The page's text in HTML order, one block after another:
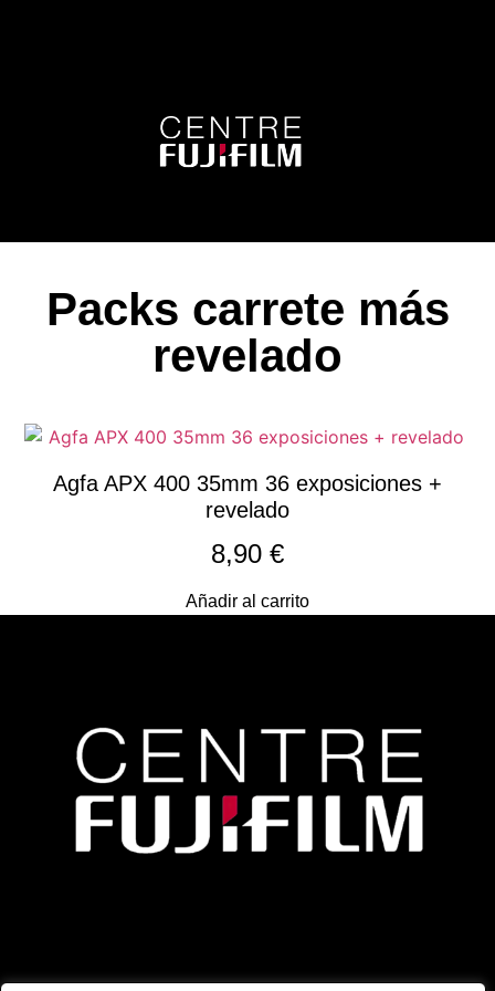
Packs carrete más
revelado
Agfa APX 400 35mm 36 exposiciones +
revelado
8,90 €
Añadir al carrito